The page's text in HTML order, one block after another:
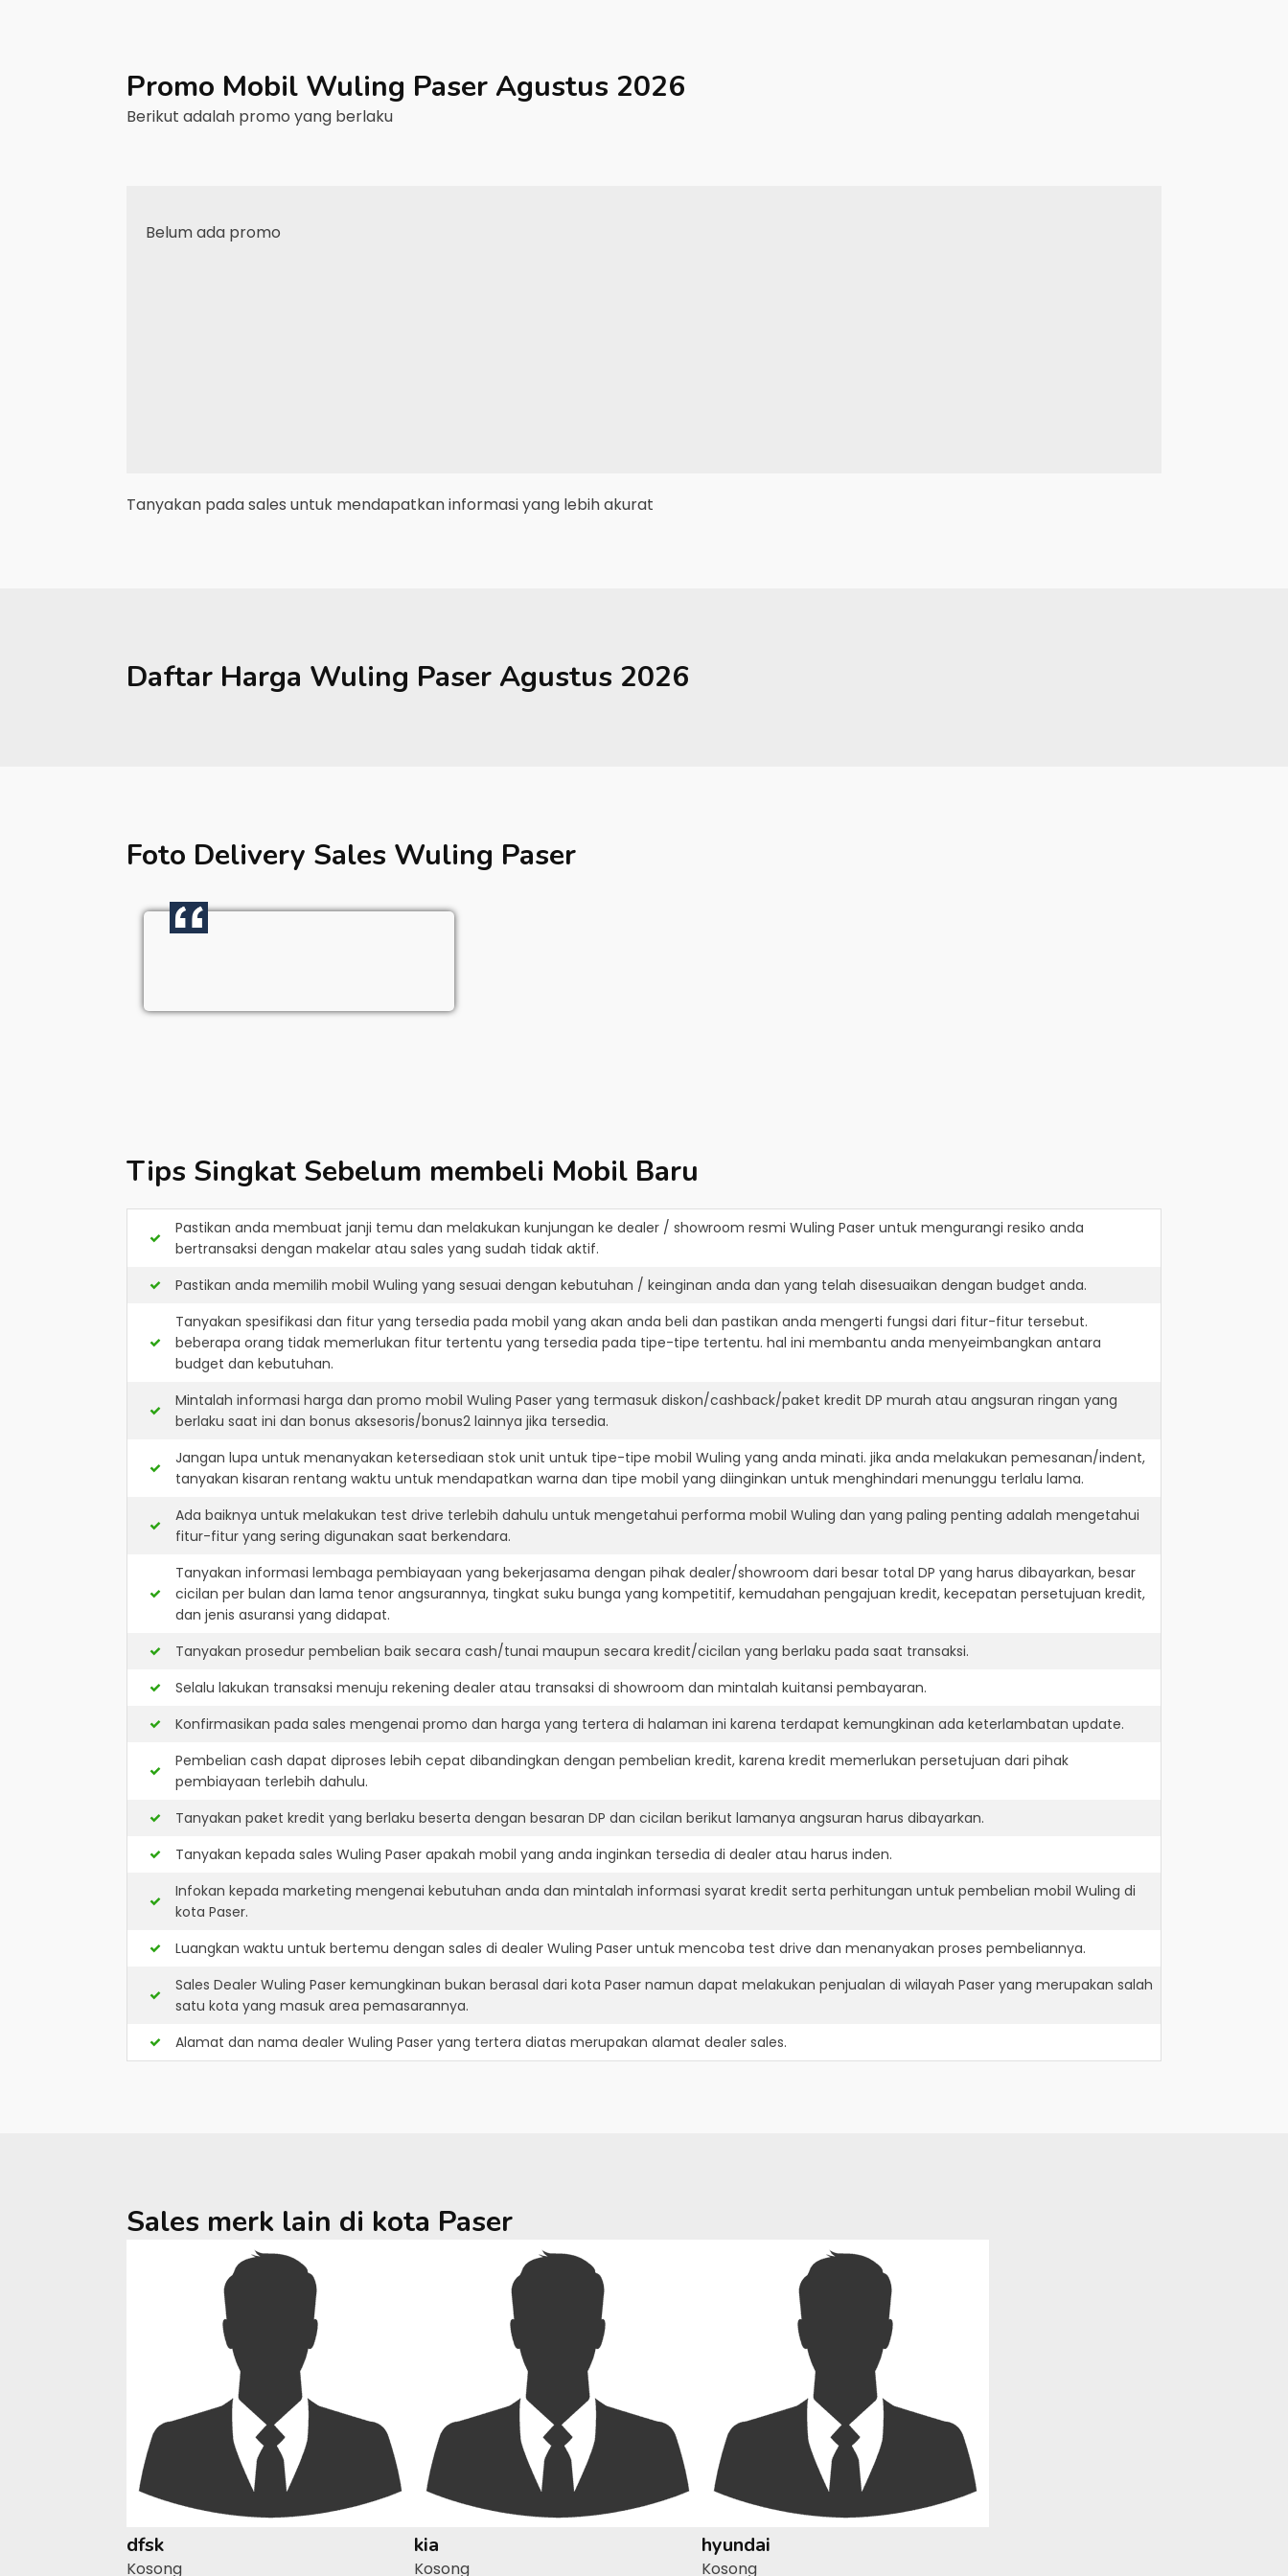
Promo Mobil Wuling PaserAgustus 2026
Berikut adalah promo yang berlaku
Belum ada promo
Tanyakan pada sales untuk mendapatkan informasi yang lebih akurat
Daftar Harga Wuling PaserAgustus 2026
Foto Delivery Sales Wuling Paser
Tips Singkat Sebelum membeli Mobil Baru
Pastikan anda membuat janji temu dan melakukan kunjungan ke dealer / showroom resmi Wuling Paser untuk mengurangi resiko anda
bertransaksi dengan makelar atau sales yang sudah tidak aktif.
Pastikan anda memilih mobil Wuling yang sesuai dengan kebutuhan / keinginan anda dan yang telah disesuaikan dengan budget anda.
Tanyakan spesifikasi dan fitur yang tersedia pada mobil yang akan anda beli dan pastikan anda mengerti fungsi dari fitur-fitur tersebut.
beberapa orang tidak memerlukan fitur tertentu yang tersedia pada tipe-tipe tertentu. hal ini membantu anda menyeimbangkan antara
budget dan kebutuhan.
Mintalah informasi harga dan promo mobil Wuling Paser yang termasuk diskon/cashback/paket kredit DP murah atau angsuran ringan yang
berlaku saat ini dan bonus aksesoris/bonus2 lainnya jika tersedia.
Jangan lupa untuk menanyakan ketersediaan stok unit untuk tipe-tipe mobil Wuling yang anda minati. jika anda melakukan pemesanan/indent,
tanyakan kisaran rentang waktu untuk mendapatkan warna dan tipe mobil yang diinginkan untuk menghindari menunggu terlalu lama.
Ada baiknya untuk melakukan test drive terlebih dahulu untuk mengetahui performa mobil Wuling dan yang paling penting adalah mengetahui
fitur-fitur yang sering digunakan saat berkendara.
Tanyakan informasi lembaga pembiayaan yang bekerjasama dengan pihak dealer/showroom dari besar total DP yang harus dibayarkan, besar
cicilan per bulan dan lama tenor angsurannya, tingkat suku bunga yang kompetitif, kemudahan pengajuan kredit, kecepatan persetujuan kredit,
dan jenis asuransi yang didapat.
Tanyakan prosedur pembelian baik secara cash/tunai maupun secara kredit/cicilan yang berlaku pada saat transaksi.
Selalu lakukan transaksi menuju rekening dealer atau transaksi di showroom dan mintalah kuitansi pembayaran.
Konfirmasikan pada sales mengenai promo dan harga yang tertera di halaman ini karena terdapat kemungkinan ada keterlambatan update.
Pembelian cash dapat diproses lebih cepat dibandingkan dengan pembelian kredit, karena kredit memerlukan persetujuan dari pihak
pembiayaan terlebih dahulu.
Tanyakan paket kredit yang berlaku beserta dengan besaran DP dan cicilan berikut lamanya angsuran harus dibayarkan.
Tanyakan kepada sales Wuling Paser apakah mobil yang anda inginkan tersedia di dealer atau harus inden.
Infokan kepada marketing mengenai kebutuhan anda dan mintalah informasi syarat kredit serta perhitungan untuk pembelian mobil Wuling di
kota Paser.
Luangkan waktu untuk bertemu dengan sales di dealer Wuling Paser untuk mencoba test drive dan menanyakan proses pembeliannya.
Sales Dealer Wuling Paser kemungkinan bukan berasal dari kota Paser namun dapat melakukan penjualan di wilayah Paser yang merupakan salah
satu kota yang masuk area pemasarannya.
Alamat dan nama dealer Wuling Paser yang tertera diatas merupakan alamat dealer sales.
Sales merk lain di kota Paser
dfsk
Kosong
kia
Kosong
hyundai
Kosong